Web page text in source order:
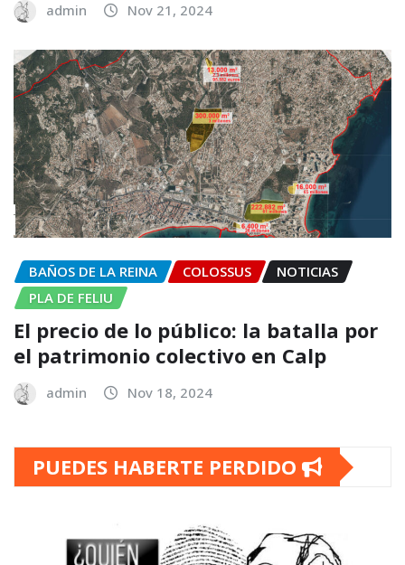
admin Nov 21, 2024
BAÑOS DE LA REINA COLOSSUS
NOTICIAS
PLA DE FELIU
El precio de lo público: la batalla por
el patrimonio colectivo en Calp
admin Nov 18, 2024
PUEDES HABERTE PERDIDO